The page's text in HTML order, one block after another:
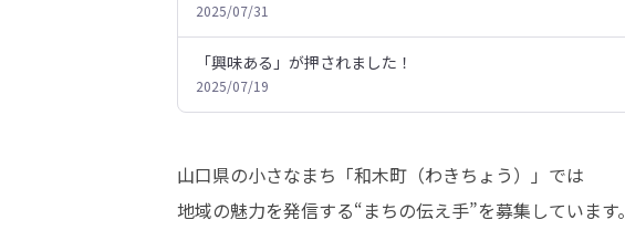
2025/07/31
「興味ある」が押されました！
2025/07/19
山口県の小さなまち「和木町（わきちょう）」では
地域の魅力を発信する“まちの伝え手”を募集しています。